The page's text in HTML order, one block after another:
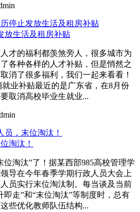
放生活及租房补贴
才的福利都羡煞旁人，很多城市为
各种各样的人才补贴，但是悄然之
消了很多福利，我们一起来看看！
就业补贴最近的是广东省，在8月份
取消高校毕业生就业...
淘汰！
位淘汰”了！据某西部985高校管理学
导在今年春季学期行政人员大会上
员实行末位淘汰制。每当谈及当前
即走”和“末位淘汰”等制度时，总有
些优化教师队伍结构...